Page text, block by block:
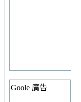
Goole 廣告